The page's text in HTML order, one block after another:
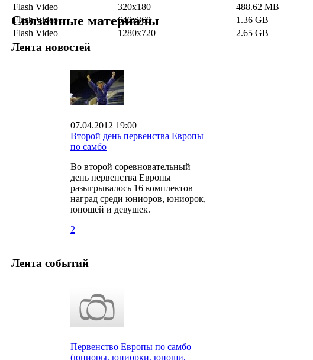
Flash Video
320x180 488.62 MB
Flash Video
640x360 1.36 GB
Flash Video
1280x720 2.65 GB
Связанные материалы
Лента новостей
07.04.2012 19:00
Второй день первенства Европы
по самбо
Во второй соревновательный
день первенства Европы
разыгрывалось 16 комплектов
наград среди юниоров, юниорок,
юношей и девушек.
2
Лента событий
Первенство Европы по самбо
(юниоры, юниорки, юноши,